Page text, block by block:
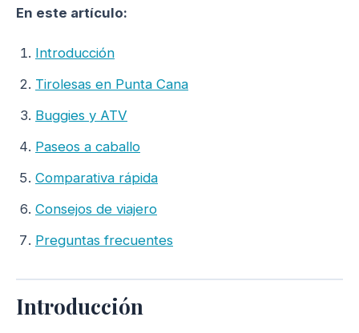
En este artículo:
Introducción
Tirolesas en Punta Cana
Buggies y ATV
Paseos a caballo
Comparativa rápida
Consejos de viajero
Preguntas frecuentes
Introducción